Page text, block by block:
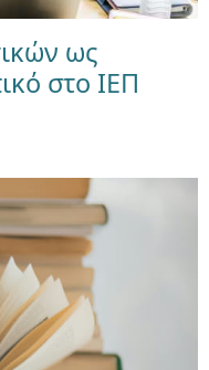
ως
στο ΙΕΠ